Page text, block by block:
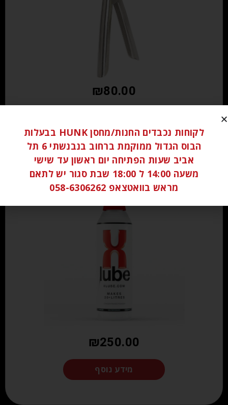
₪80.00
₪250.00
מידע נוסף
לקוחות נכבדים החנות/מחסן HUNK בבעלות
הבוס הגדול ממוקמת ברחוב בנבנשתי 6 תל
אביב שעות הפתיחה יום ראשון עד שישי
משעה 14:00 ל 18:00 שבת סגור יש לתאם
מראש בוואטצאפ 058-6306262